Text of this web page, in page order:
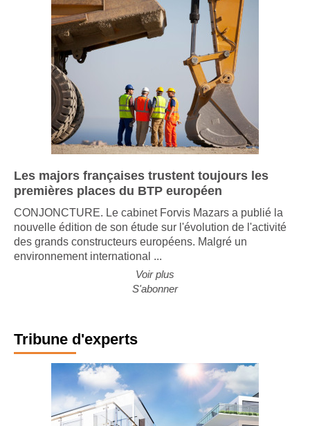
Les majors françaises trustent toujours les
premières places du BTP européen
CONJONCTURE. Le cabinet Forvis Mazars a publié la
nouvelle édition de son étude sur l'évolution de l'activité
des grands constructeurs européens. Malgré un
environnement international ...
Voir plus
S'abonner
Tribune d'experts